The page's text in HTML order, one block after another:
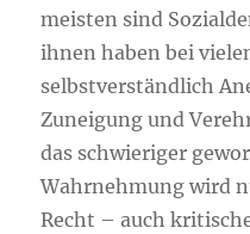
meisten sind
ihnen haben bei
selbstverständlich
Zuneigung und
das schwieriger
Wahrnehmung wird
Recht – auch